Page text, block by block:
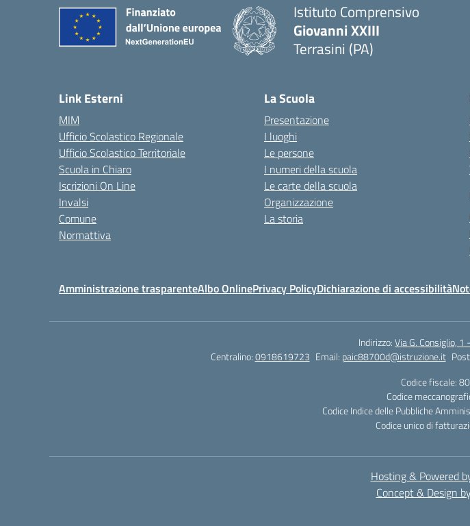
Istituto Comprensivo
Giovanni XXIII
Terrasini (PA)
Link Esterni
MIM
Ufficio Scolastico Regionale
Ufficio Scolastico Territoriale
Scuola in Chiaro
Iscrizioni On Line
Invalsi
Comune
Normattiva
La Scuola
Presentazione
I luoghi
Le persone
I numeri della scuola
Le carte della scuola
Organizzazione
La storia
Amministrazione trasparenteAlbo OnlinePrivacy PolicyDichiarazione di accessibilità
Indirizzo:Via G. Consiglio,
Centralino:0918619723 Email: paic88700d@istruzione.it
Codice fiscale:
Codice
Codice Indice delle Pubbliche
Codice unico di
Hosting & Powered
Concept & Design